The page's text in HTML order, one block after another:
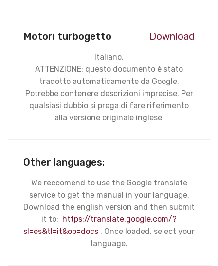
Motori turbogetto Download
Italiano.
ATTENZIONE: questo documento è stato
tradotto automaticamente da Google.
Potrebbe contenere descrizioni imprecise. Per
qualsiasi dubbio si prega di fare riferimento
alla versione originale inglese.
Other languages:
We reccomend to use the Google translate
service to get the manual in your language.
Download the english version and then submit
it to: https://translate.google.com/?
sl=es&tl=it&op=docs . Once loaded, select your
language.